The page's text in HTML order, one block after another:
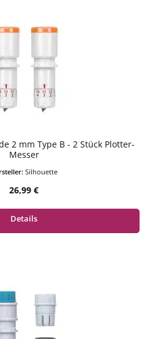
2 mm Type B - 2 Stück Plotter-
Messer
Silhouette
Regulärer Preis:
26,99 €
Details